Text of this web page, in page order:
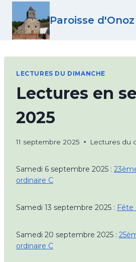
contenu
Paroisse d'Onoz
LECTURES DU DIMANCHE
Lectures en
2025
11 septembre 2025 Lectures du
Samedi 6 septembre 2025 :
ordinaire C
Samedi 13 septembre 2025 : Fête
Samedi 20 septembre 2025 :
ordinaire C